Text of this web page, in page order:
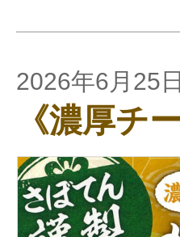
2026年6月25
《濃厚チ